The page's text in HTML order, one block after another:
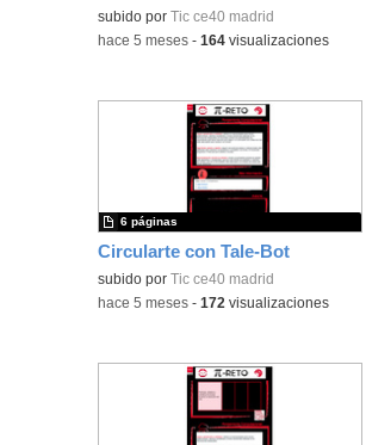
subido por Tic ce40 madrid
-hace 5 meses -164 visualizaciones
Circularte con Tale-Bot
subido por Tic ce40 madrid
6 páginas
-hace 5 meses -172 visualizaciones